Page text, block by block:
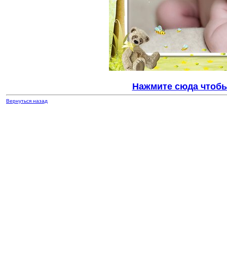
Нажмите сюда
Вернуться назад